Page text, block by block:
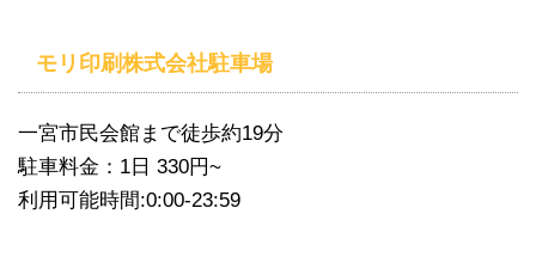
モリ印刷株式会社駐車場
一宮市民会館まで徒歩約19分
駐車料金：1日 330円~
利用可能時間:0:00-23:59